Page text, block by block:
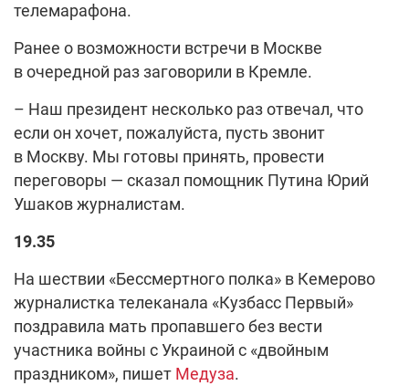
телемарафона.
Ранее о возможности встречи в Москве
в очередной раз заговорили в Кремле.
– Наш президент несколько раз отвечал, что
если он хочет, пожалуйста, пусть звонит
в Москву. Мы готовы принять, провести
переговоры — сказал помощник Путина Юрий
Ушаков журналистам.
19.35
На шествии «Бессмертного полка» в Кемерово
журналистка телеканала «Кузбасс Первый»
поздравила мать пропавшего без вести
участника войны с Украиной с «двойным
праздником», пишет Медуза.